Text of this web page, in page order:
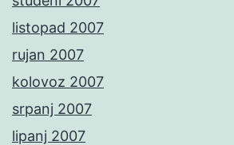
listopad 2007
rujan 2007
kolovoz 2007
srpanj 2007
lipanj 2007